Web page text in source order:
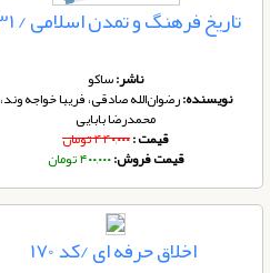
تاریخ فرهنگ و تمدن اسلامی / 231
ناشر:ساکو
نویسنده:رضوان‌الله صادقی، فریبا خواجه وند،
محمدرضا بابایی
قیمت :۴۴۰,۰۰۰ تومان
قیمت فروش:۴۰۰,۰۰۰ تومان
اخلاق حرفه ای /کد 170